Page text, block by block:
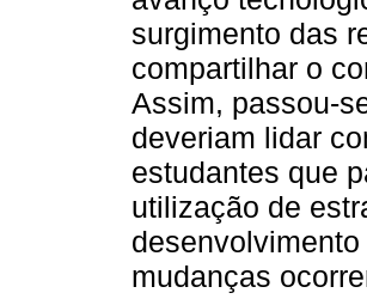
surgimento das
compartilhar o
Assim, passou-
deveriam lidar
estudantes que
utilização de
mudanças